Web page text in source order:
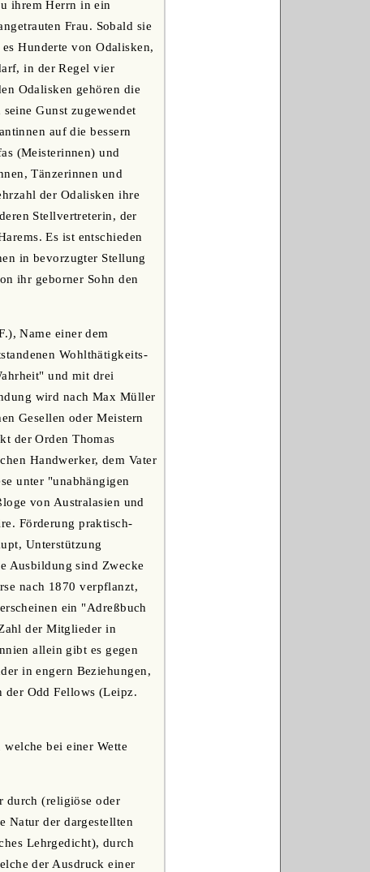
ihrem Herrn in ein
Frau. Sobald sie
Hunderte von Odalisken,
in der Regel vier
Odalisken gehören die
Gunst zugewendet
auf die bessern
(Meisterinnen) und
Tänzerinnen und
der Odalisken ihre
Stellvertreterin, der
Es ist entschieden
in bevorzugter Stellung
ihr geborner Sohn den
Name einer dem
Wohlthätigkeits-
und mit drei
wird nach Max Müller
Gesellen oder Meistern
der Orden Thomas
Handwerker, dem Vater
unter "unabhängigen
von Australasien und
Förderung praktisch-
Unterstützung
Ausbildung sind Zwecke
nach 1870 verpflanzt,
ein "Adreßbuch
der Mitglieder in
allein gibt es gegen
in engern Beziehungen,
der Odd Fellows (Leipz.
bei einer Wette
durch (religiöse oder
Natur der dargestellten
Lehrgedicht), durch
der Ausdruck einer